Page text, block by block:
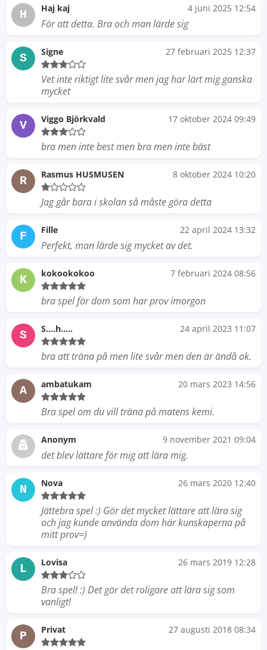
H Haj kaj 4 juni 2025 12:54
För att detta. Bra och man lärde sig
S Signe 27 februari 2025 12:37
Vet inte riktigt lite svår men jag har lärt mig ganska
mycket
V Viggo Björkvald 17 oktober 2024 09:49
bra men inte best men bra men inte bäst
R Rasmus HUSMUSEN 8 oktober 2024 10:20
Jag går bara i skolan så måste göra detta
F Fille 22 april 2024 13:32
Perfekt, man lärde sig mycket av det.
K kokookokoo 7 februari 2024 08:56
bra spel för dom som har prov imorgon
S S....h..... 24 april 2023 11:07
bra att träna på men lite svår men den är ändå ok.
A ambatukam 20 mars 2023 14:56
Bra spel om du vill träna på matens kemi.
Anonym 9 november 2021 09:04
det blev lättare för mig att lära mig.
N Nova 26 mars 2020 12:40
Jättebra spel :) Gör det mycket lättare att lära sig
och jag kunde använda dom här kunskaperna på
mitt prov=)
L Lovisa 26 mars 2019 12:28
Bra spel! :) Det gör det roligare att lära sig som
vanligt!
P Privat 27 augusti 2018 08:34